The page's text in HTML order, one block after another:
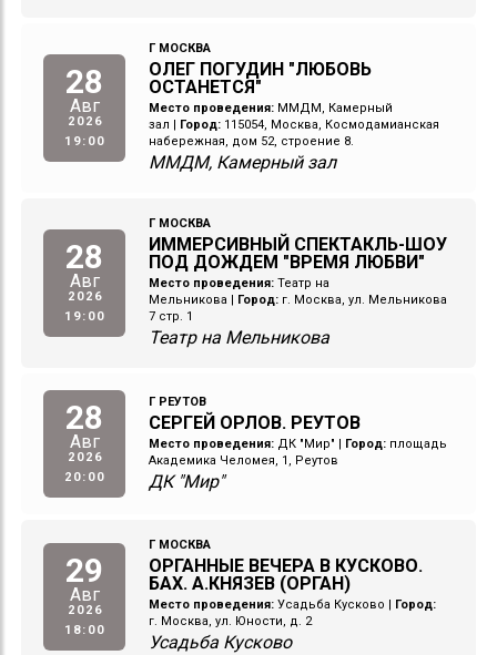
28
Авг
2026
19:00
Г МОСКВА
ОЛЕГ ПОГУДИН "ЛЮБОВЬ
ОСТАНЕТСЯ"
Место проведения: ММДМ, Камерный
зал
Город: 115054, Москва, Космодамианская
набережная, дом 52, строение 8.
ММДМ, Камерный зал
28
Авг
2026
19:00
Г МОСКВА
ИММЕРСИВНЫЙ СПЕКТАКЛЬ-ШОУ
ПОД ДОЖДЕМ "ВРЕМЯ ЛЮБВИ"
Место проведения: Театр на
Мельникова
Город: г. Москва, ул. Мельникова
7 стр. 1
Театр на Мельникова
28
Авг
2026
20:00
Г РЕУТОВ
СЕРГЕЙ ОРЛОВ. РЕУТОВ
Место проведения: ДК "Мир" | Город: площадь
Академика Челомея, 1, Реутов
ДК "Мир"
29
Авг
2026
18:00
Г МОСКВА
ОРГАННЫЕ ВЕЧЕРА В КУСКОВО.
БАХ. А.КНЯЗЕВ (ОРГАН)
Место проведения: Усадьба Кусково
Город:
г. Москва, ул. Юности, д. 2
Усадьба Кусково